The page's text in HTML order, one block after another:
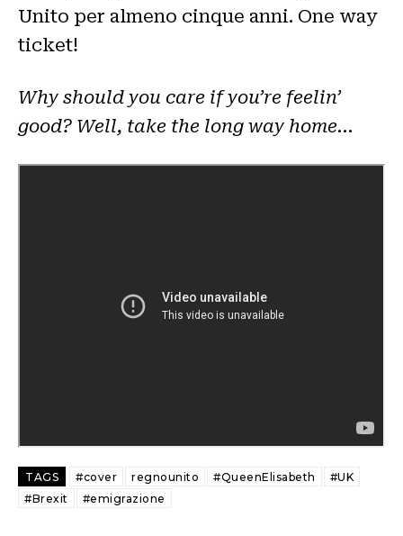
Unito per almeno cinque anni. One way
ticket!
Why should you care if you’re feelin’
good? Well, take the long way home…
TAGS #cover regnounito #QueenElisabeth
#UK
#Brexit
#emigrazione